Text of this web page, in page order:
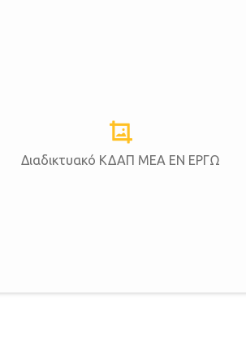
Διαδικτυακό ΚΔΑΠ ΜΕΑ ΕΝ ΕΡΓΩ